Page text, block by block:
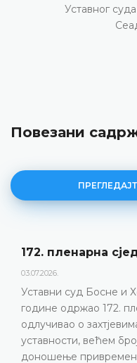
Уставног
Повезани
2026.
Дневни
Уставни
пленарну